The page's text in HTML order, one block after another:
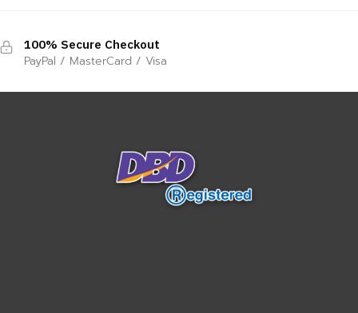
100% Secure Checkout
PayPal / MasterCard / Visa